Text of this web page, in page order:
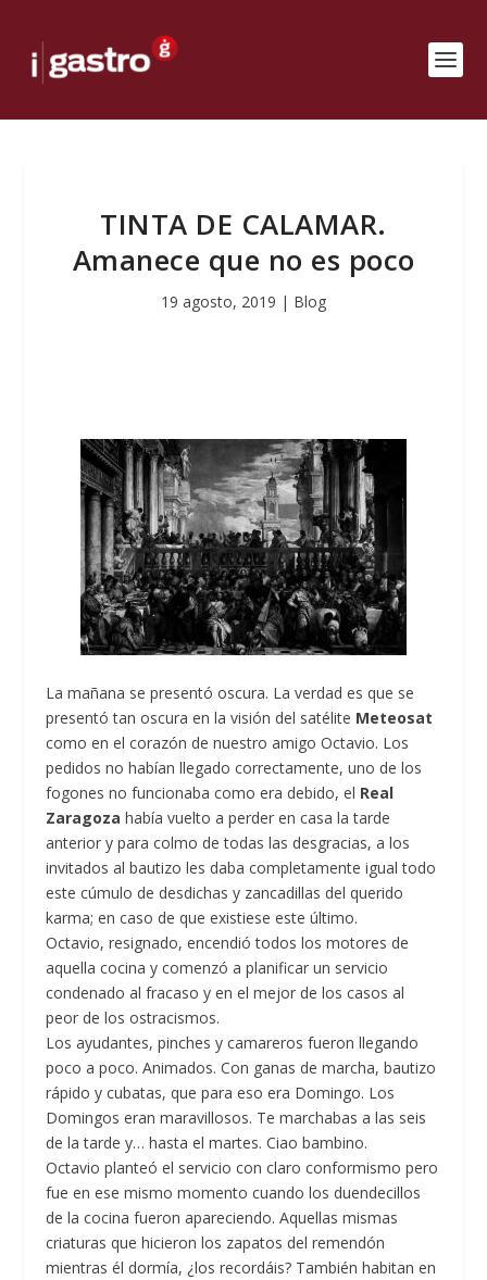
TINTA DE CALAMAR.
Amanece que no es poco
19 agosto, 2019 | Blog
La mañana se presentó oscura. La verdad es que se
presentó tan oscura en la visión del satélite Meteosat
como en el corazón de nuestro amigo Octavio. Los
pedidos no habían llegado correctamente, uno de los
fogones no funcionaba como era debido, el Real
Zaragoza había vuelto a perder en casa la tarde
anterior y para colmo de todas las desgracias, a los
invitados al bautizo les daba completamente igual todo
este cúmulo de desdichas y zancadillas del querido
karma; en caso de que existiese este último.
Octavio, resignado, encendió todos los motores de
aquella cocina y comenzó a planificar un servicio
condenado al fracaso y en el mejor de los casos al
peor de los ostracismos.
Los ayudantes, pinches y camareros fueron llegando
poco a poco. Animados. Con ganas de marcha, bautizo
rápido y cubatas, que para eso era Domingo. Los
Domingos eran maravillosos. Te marchabas a las seis
de la tarde y… hasta el martes. Ciao bambino.
Octavio planteó el servicio con claro conformismo pero
fue en ese mismo momento cuando los duendecillos
de la cocina fueron apareciendo. Aquellas mismas
criaturas que hicieron los zapatos del remendón
mientras él dormía, ¿los recordáis? También habitan en